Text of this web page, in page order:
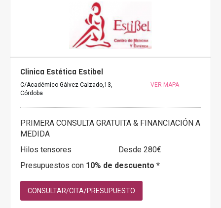
Clinica Estética Estibel
C/Académico Gálvez Calzado,13,
Córdoba
VER MAPA
PRIMERA CONSULTA GRATUITA & FINANCIACIÓN A
MEDIDA
Hilos tensores
Desde 280€
Presupuestos con 10% de descuento *
CONSULTAR/CITA/PRESUPUESTO